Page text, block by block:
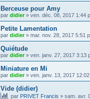
Berceuse pour Amy
par didier» ven. déc. 08, 2017 1:44
Petite Lamentation
par didier» mar. nov. 28, 2017 5:51
Quiétude
par didier» ven. janv. 27, 2017 3:13
Miniature en Mi
par didier» ven. janv. 13, 2017
Vide (didier)
par PRIVET Francis » sam. avr.